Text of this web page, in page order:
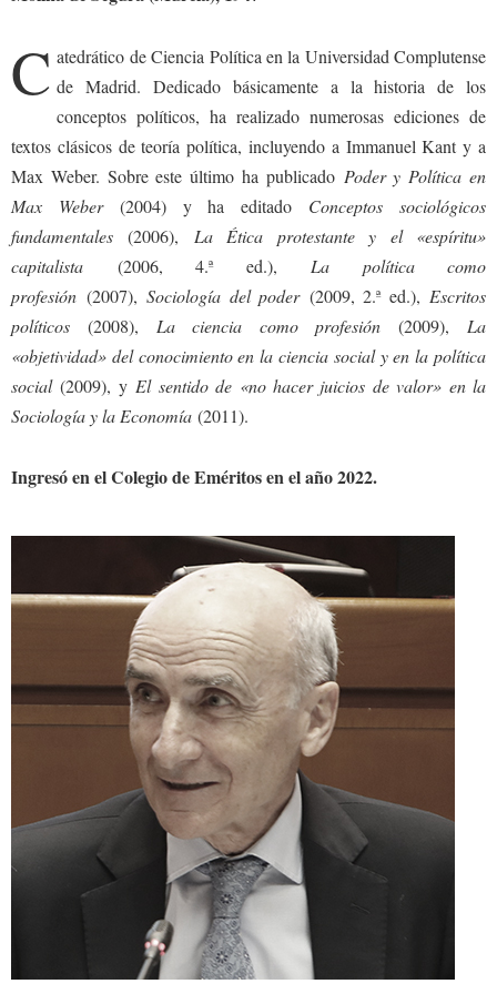
c atedrático de Ciencia Política en la Universidad Complutense
de Madrid. Dedicado básicamente a la historia de los
conceptos políticos, ha realizado numerosas ediciones de
textos clásicos de teoría política, incluyendo a Immanuel Kant y a
Max Weber. Sobre este último ha publicado Poder y Política en
Max Weber(2004) y ha editado Conceptos sociológicos
fundamentales (2006), La Ética protestante y el «espíritu»
capitalista (2006, 4.ª ed.), La política como
profesión (2007), Sociología del poder(2009, 2.ª ed.), Escritos
políticos (2008), La ciencia como profesión(2009), La
«objetividad» del conocimiento en la ciencia social y en la política
social(2009), y El sentido de «no hacer juicios de valor» en la
Sociología y la Economía (2011).
Ingresó en el Colegio de Eméritos en el año 2022.